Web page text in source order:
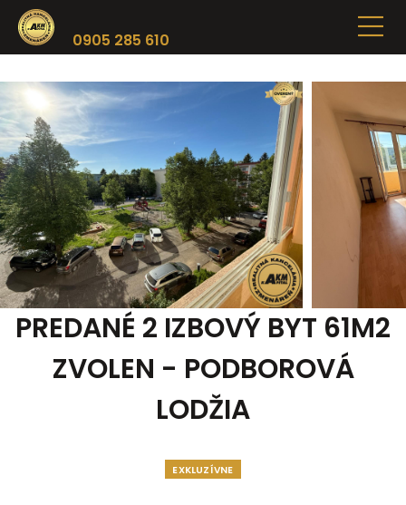
0905 285 610
PREDANÉ 2 IZBOVÝ BYT 61M2
ZVOLEN - PODBOROVÁ
LODŽIA
EXKLUZÍVNE